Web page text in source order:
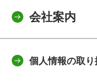
会社案内
個人情報の取